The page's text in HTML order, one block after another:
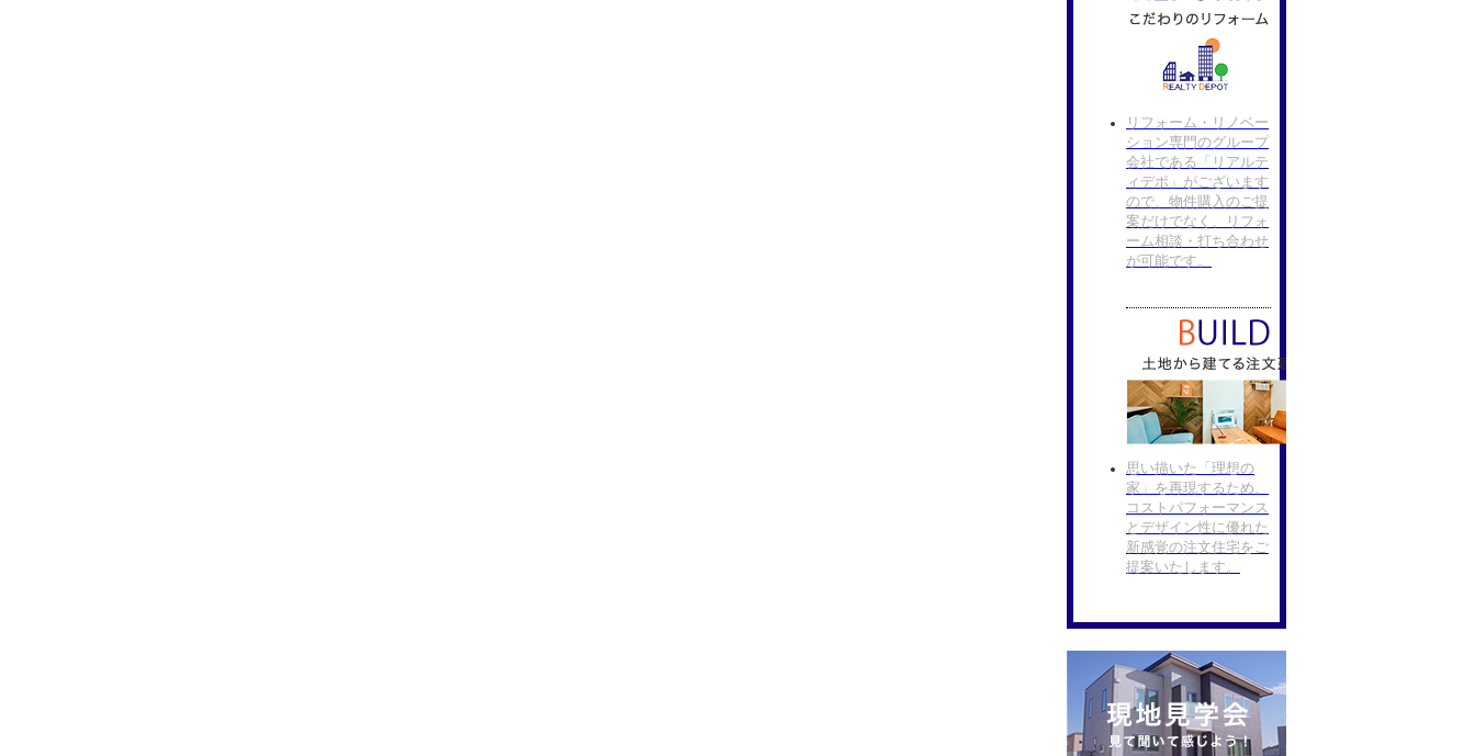
リフォーム・リノベー
ション専門のグループ
会社である「リアルテ
ィデポ」がございます
ので、物件購入のご提
案だけでなく、リフォ
ーム相談・打ち合わせ
が可能です。
思い描いた「理想の
家」を再現するため、
コストパフォーマンス
とデザイン性に優れた
新感覚の注文住宅をご
提案いたします。